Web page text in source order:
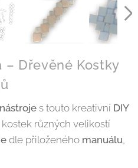
– Dřevěné Kostky
s touto kreativní DIY
různých velikostí
dle přiloženého manuálu,